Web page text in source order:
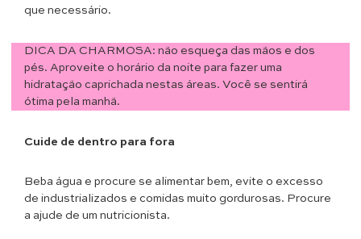
que necessário.
DICA DA CHARMOSA: não esqueça das mãos e dos
pés. Aproveite o horário da noite para fazer uma
hidratação caprichada nestas áreas. Você se sentirá
ótima pela manhã.
Cuide de dentro para fora
Beba água e procure se alimentar bem, evite o excesso
de industrializados e comidas muito gordurosas. Procure
a ajude de um nutricionista.